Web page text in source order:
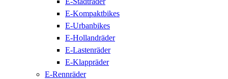
E-Kompaktbikes
E-Urbanbikes
E-Hollandräder
E-Lastenräder
E-Klappräder
E-Rennräder